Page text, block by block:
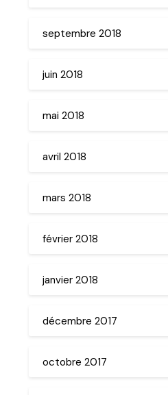
septembre 2018
juin 2018
mai 2018
avril 2018
mars 2018
février 2018
janvier 2018
décembre 2017
octobre 2017